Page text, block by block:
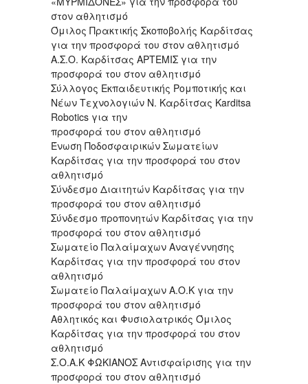
στον αθλητισμό
Όμιλος Πρακτικής Σκοποβολής Καρδίτσας
για την προσφορά του στον αθλητισμό
Α.Σ.Ο. Καρδίτσας ΑΡΤΕΜΙΣ για την
προσφορά του στον αθλητισμό
Σύλλογος Εκπαιδευτικής Ρομποτικής και
Νέων Τεχνολογιών Ν. Καρδίτσας Karditsa
Robotics για την
προσφορά του στον αθλητισμό
Ένωση Ποδοσφαιρικών Σωματείων
Καρδίτσας για την προσφορά του στον
αθλητισμό
Σύνδεσμο Διαιτητών Καρδίτσας για την
προσφορά του στον αθλητισμό
Σύνδεσμο προπονητών Καρδίτσας για την
προσφορά του στον αθλητισμό
Σωματείο Παλαίμαχων Αναγέννησης
Καρδίτσας για την προσφορά του στον
αθλητισμό
Σωματείο Παλαίμαχων Α.Ο.Κ για την
προσφορά του στον αθλητισμό
Αθλητικός και Φυσιολατρικός Όμιλος
Καρδίτσας για την προσφορά του στον
αθλητισμό
Σ.Ο.Α.Κ ΦΩΚΙΑΝΟΣ Αντισφαίρισης για την
προσφορά του στον αθλητισμό